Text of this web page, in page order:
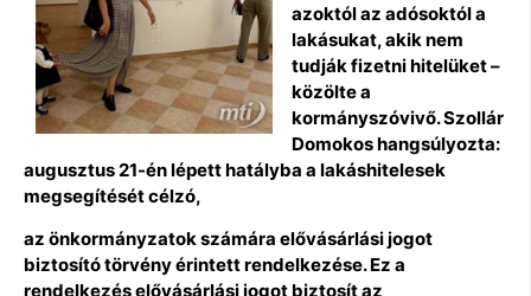
azoktól az adósoktól a
lakásukat, akik nem
tudják fizetni hitelüket –
közölte a
kormányszóvivő. Szollár
Domokos hangsúlyozta:
augusztus 21-én lépett hatályba a lakáshitelesek
megsegítését célzó,
az önkormányzatok számára elővásárlási jogot
biztosító törvény érintett rendelkezése.Ez a
rendelkezés elővásárlási jogot biztosít az